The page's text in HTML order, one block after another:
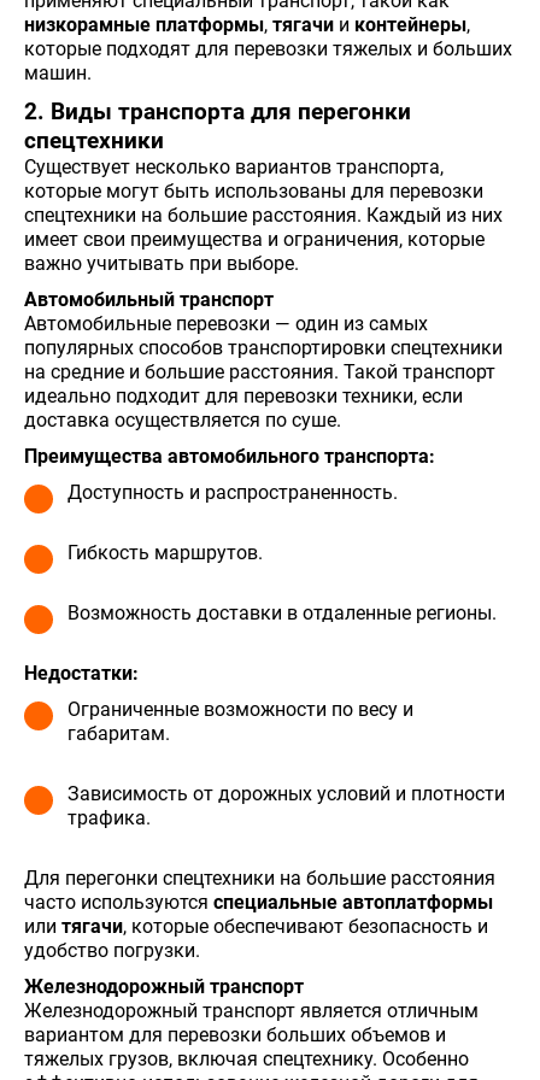
низкорамные платформы, тягачи и контейнеры,
которые подходят для перевозки тяжелых и больших
машин.
2. Виды транспорта для перегонки
спецтехники
Существует несколько вариантов транспорта,
которые могут быть использованы для перевозки
спецтехники на большие расстояния. Каждый из них
имеет свои преимущества и ограничения, которые
важно учитывать при выборе.
Автомобильный транспорт
Автомобильные перевозки — один из самых
популярных способов транспортировки спецтехники
на средние и большие расстояния. Такой транспорт
идеально подходит для перевозки техники, если
доставка осуществляется по суше.
Преимущества автомобильного транспорта:
Доступность и распространенность.
Гибкость маршрутов.
Возможность доставки в отдаленные регионы.
Недостатки:
Ограниченные возможности по весу и
габаритам.
Зависимость от дорожных условий и плотности
трафика.
Для перегонки спецтехники на большие расстояния
часто используются специальные автоплатформы
или тягачи, которые обеспечивают безопасность и
удобство погрузки.
Железнодорожный транспорт
Железнодорожный транспорт является отличным
вариантом для перевозки больших объемов и
тяжелых грузов, включая спецтехнику. Особенно